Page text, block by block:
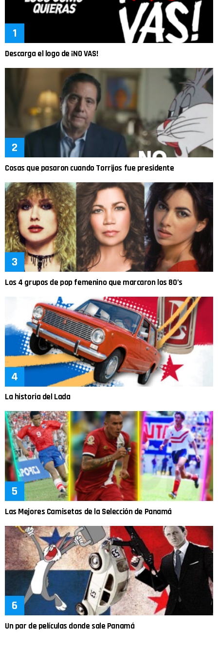
Descarga el logo de ¡NO VAS!
Cosas que pasaron cuando Torrijos fue presidente
Los 4 grupos de pop femenino que marcaron los 80’s
La historia del Lada
Las Mejores Camisetas de la Selección de Panamá
Un par de películas donde sale Panamá